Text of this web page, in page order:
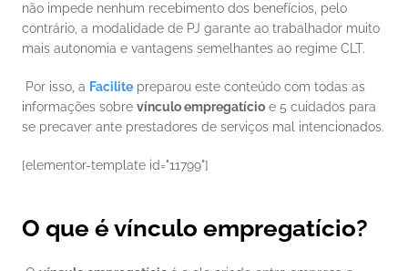
não impede nenhum recebimento dos benefícios, pelo
contrário, a modalidade de PJ garante ao trabalhador muito
mais autonomia e vantagens semelhantes ao regime CLT.
Por isso, a Facilite preparou este conteúdo com todas as
informações sobre vínculo empregatício e 5 cuidados para
[elementor-template id="11799"]
O que é vínculo empregatício?